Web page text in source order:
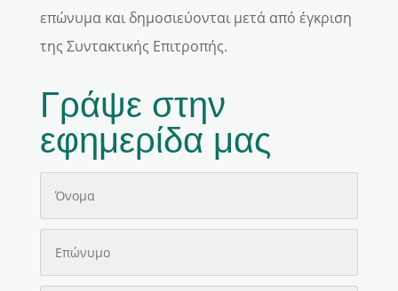
επώνυμα και δημοσιεύονται μετά από έγκριση
της Συντακτικής Επιτροπής.
Γράψε στην
εφημερίδα μας